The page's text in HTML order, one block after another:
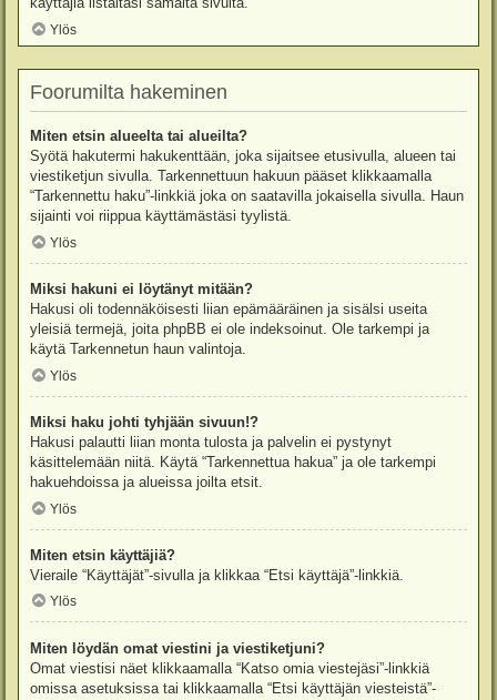
Ylös
Foorumilta hakeminen
Miten etsin alueelta tai alueilta?
Syötä hakutermi hakukenttään, joka sijaitsee etusivulla, alueen tai
viestiketjun sivulla. Tarkennettuun hakuun pääset klikkaamalla
“Tarkennettu haku”-linkkiä joka on saatavilla jokaisella sivulla. Haun
sijainti voi riippua käyttämästäsi tyylistä.
Ylös
Miksi hakuni ei löytänyt mitään?
Hakusi oli todennäköisesti liian epämääräinen ja sisälsi useita
yleisiä termejä, joita phpBB ei ole indeksoinut. Ole tarkempi ja
käytä Tarkennetun haun valintoja.
Ylös
Miksi haku johti tyhjään sivuun!?
Hakusi palautti liian monta tulosta ja palvelin ei pystynyt
käsittelemään niitä. Käytä “Tarkennettua hakua” ja ole tarkempi
hakuehdoissa ja alueissa joilta etsit.
Ylös
Miten etsin käyttäjiä?
Vieraile “Käyttäjät”-sivulla ja klikkaa “Etsi käyttäjä”-linkkiä.
Ylös
Miten löydän omat viestini ja viestiketjuni?
Omat viestisi näet klikkaamalla “Katso omia viestejäsi”-linkkiä
omissa asetuksissa tai klikkaamalla “Etsi käyttäjän viesteistä”-